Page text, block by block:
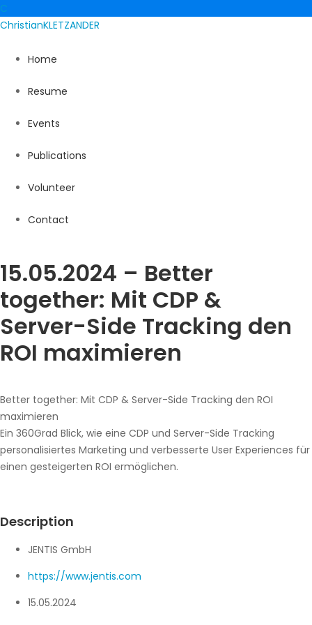
C
ChristianKLETZANDER
Home
Resume
Events
Publications
Volunteer
Contact
15.05.2024 – Better
together: Mit CDP &
Server-Side Tracking den
ROI maximieren
Better together: Mit CDP & Server-Side Tracking den ROI
maximieren
Ein 360Grad Blick, wie eine CDP und Server-Side Tracking
personalisiertes Marketing und verbesserte User Experiences für
einen gesteigerten ROI ermöglichen.
Description
JENTIS GmbH
https://www.jentis.com
15.05.2024